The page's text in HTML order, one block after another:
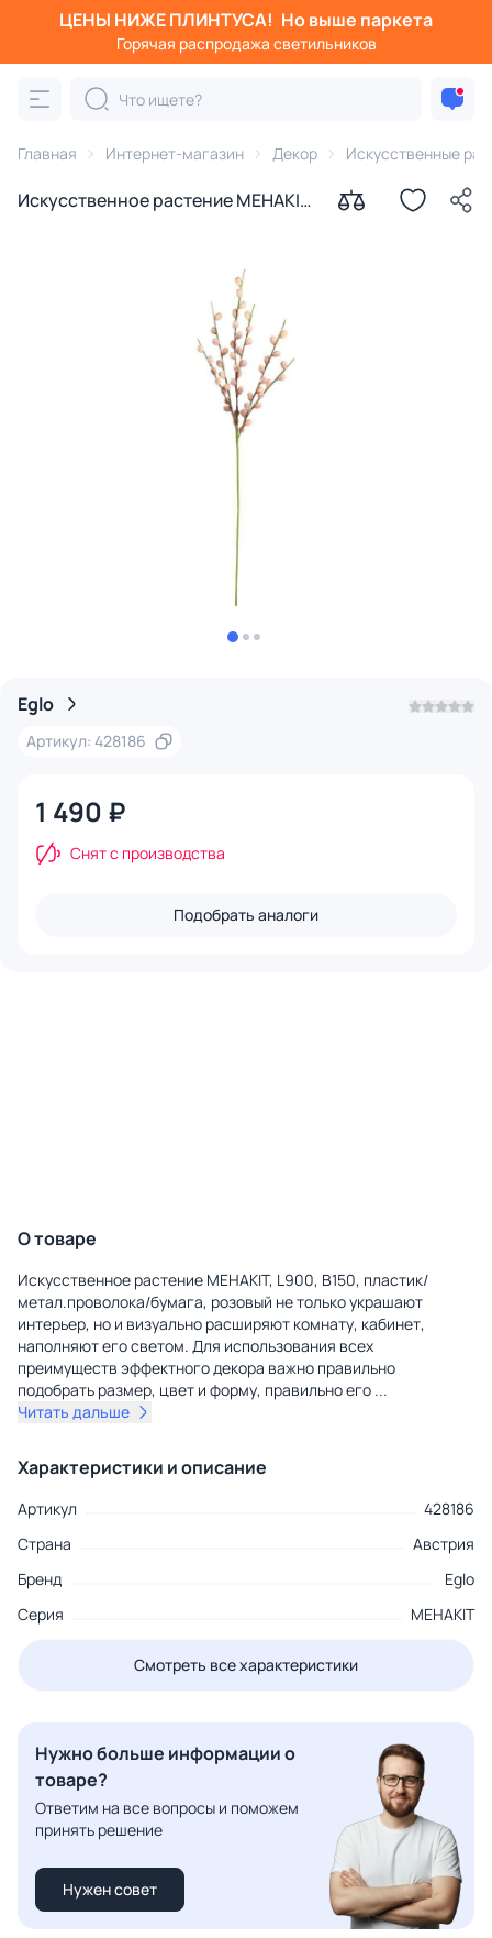
ЦЕНЫ НИЖЕ ПЛИНТУСА! Но выше паркета
Горячая распродажа светильников
Главная Интернет-магазин Декор Искусственные
Искусственное растение MEHAKIT
Eglo
Артикул: 428186
1 490 ₽
Снят с производства
Подобрать аналоги
О товаре
Искусственное растение MEHAKIT, L900, B150, пластик/
метал.проволока/бумага, розовый не только украшают
интерьер, но и визуально расширяют комнату, кабинет,
наполняют его светом. Для использования всех
преимуществ эффектного декора важно правильно
подобрать размер, цвет и форму, правильно его ...
Читать дальше
Характеристики и описание
Артикул
428186
Страна
Австрия
Бренд
Eglo
Серия
MEHAKIT
Смотреть все характеристики
Нужно больше информации о
товаре?
Ответим на все вопросы и поможем
принять решение
Нужен совет